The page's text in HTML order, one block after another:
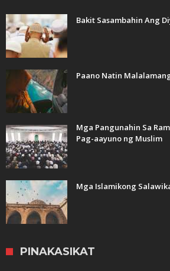
Bakit Sasambahin Ang
Paano Natin
Mga Pangunahin Sa
Pag-aayuno ng Muslim
Mga Islamikong
PINAKASIKAT